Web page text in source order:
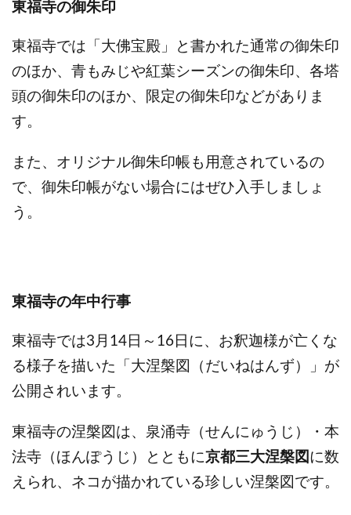
東福寺の御朱印
東福寺では「大佛宝殿」と書かれた通常の御朱印
のほか、青もみじや紅葉シーズンの御朱印、各塔
頭の御朱印のほか、限定の御朱印などがありま
す。
また、オリジナル御朱印帳も用意されているの
で、御朱印帳がない場合にはぜひ入手しましょ
う。
東福寺の年中行事
東福寺では3月14日～16日に、お釈迦様が亡くな
る様子を描いた「大涅槃図（だいねはんず）」が
公開されいます。
東福寺の涅槃図は、泉涌寺（せんにゅうじ）・本
法寺（ほんぽうじ）とともに京都三大涅槃図 に数
えられ、ネコが描かれている珍しい涅槃図です。